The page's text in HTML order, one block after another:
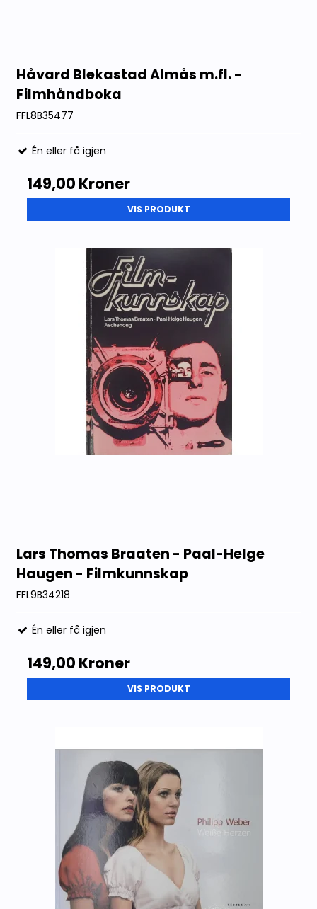
Håvard Blekastad Almås m.fl. -
Filmhåndboka
FFL8B35477
Én eller få igjen
149,00 Kroner
VIS PRODUKT
Lars Thomas Braaten - Paal-Helge
Haugen - Filmkunnskap
FFL9B34218
Én eller få igjen
149,00 Kroner
VIS PRODUKT